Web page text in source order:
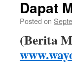
Dapat
Posted on
(Berita